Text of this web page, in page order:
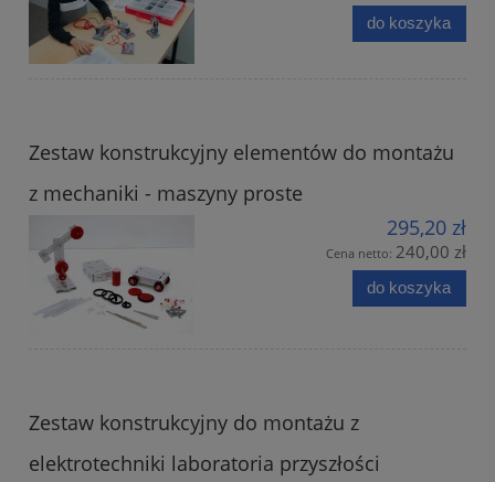
do koszyka
Zestaw konstrukcyjny elementów do montażu
z mechaniki - maszyny proste
295,20 zł
Cena netto: 240,00 zł
do koszyka
Zestaw konstrukcyjny do montażu z
elektrotechniki laboratoria przyszłości